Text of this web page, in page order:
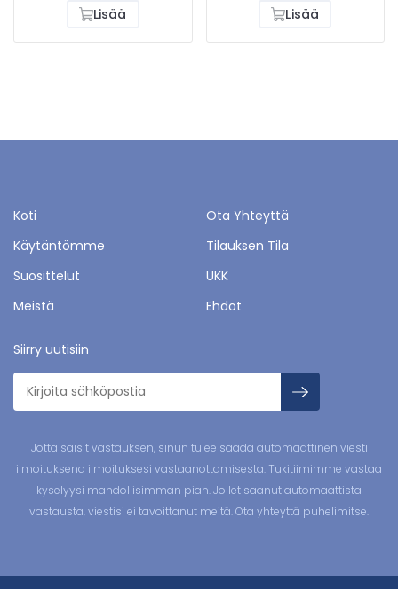
Lisää
Lisää
Koti
Ota Yhteyttä
Käytäntömme
Tilauksen Tila
Suosittelut
UKK
Meistä
Ehdot
Siirry uutisiin
Jotta saisit vastauksen, sinun tulee saada automaattinen viesti
ilmoituksena ilmoituksesi vastaanottamisesta. Tukitiimimme vastaa
kyselyysi mahdollisimman pian. Jollet saanut automaattista
vastausta, viestisi ei tavoittanut meitä. Ota yhteyttä puhelimitse.